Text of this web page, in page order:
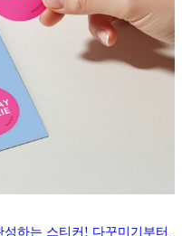
하는 스티커! 다꾸미기부터